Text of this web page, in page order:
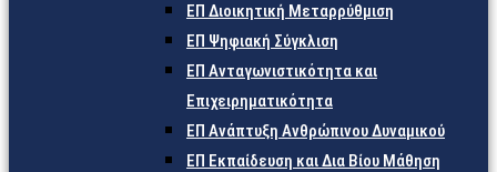
ΕΠ Διοικητική Μεταρρύθμιση
ΕΠ Ψηφιακή Σύγκλιση
ΕΠ Ανταγωνιστικότητα και
Επιχειρηματικότητα
ΕΠ Ανάπτυξη Ανθρώπινου Δυναμικού
ΕΠ Εκπαίδευση και Δια Βίου Μάθηση